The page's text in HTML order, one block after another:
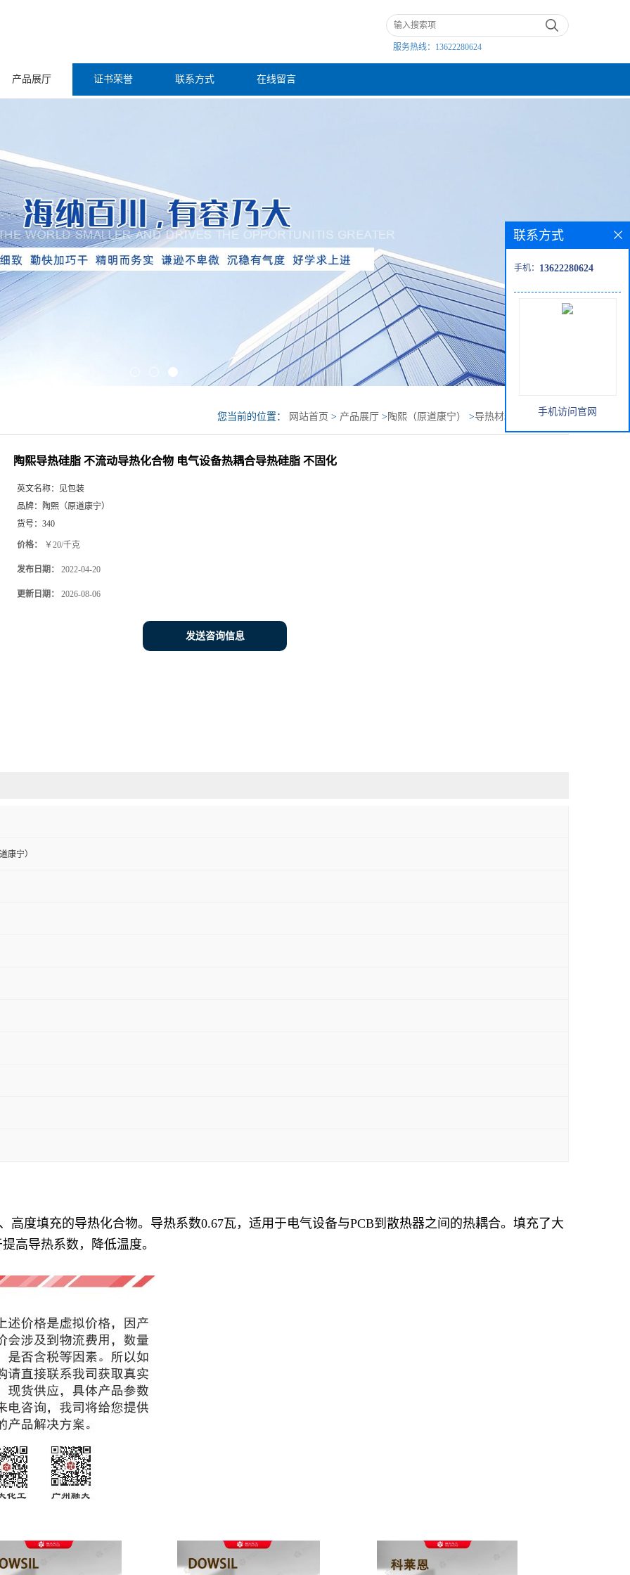
服务热线： 13622280624
产品展厅 证书荣誉 联系方式 在线留言
您当前的位置： 网站首页 > 产品展厅 > 陶熙（原道康宁） >导热材料 陶熙导热
陶熙导热硅脂 不流动导热化合物 电气设备热耦合导热硅脂 不固化
英文名称：
见包装
品牌：
陶熙（原道康宁）
货号： 340
价格： ￥20/千克
发布日期： 2022-04-20
更新日期： 2026-08-06
发送咨询信息
康宁）
高度填充的导热化合物。导热系数0.67瓦，适用于电气设备与PCB到散热器之间的热耦合。填充了大
高导热系数，降低温度。
联系方式
手机： 13622280624
手机访问官网